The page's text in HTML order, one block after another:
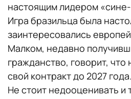
настоящим лидером
Игра бразильца была
заинтересовались
Малком, недавно
гражданство, говорит,
свой контракт до 2027 года.
Не стоит недооценивать и